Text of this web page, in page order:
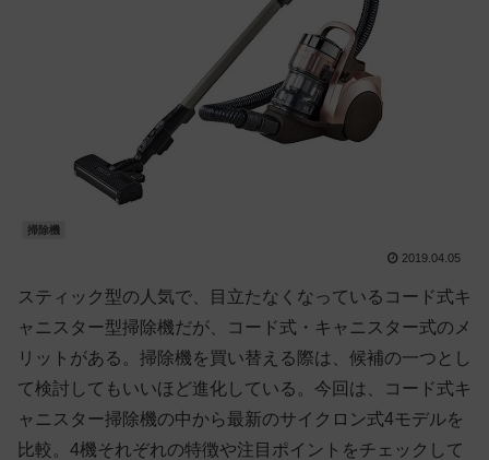
掃除機
2019.04.05
スティック型の人気で、目立たなくなっているコード式キ
ャニスター型掃除機だが、コード式・キャニスター式のメ
リットがある。掃除機を買い替える際は、候補の一つとし
て検討してもいいほど進化している。今回は、コード式キ
ャニスター掃除機の中から最新のサイクロン式4モデルを
比較。4機それぞれの特徴や注目ポイントをチェックして